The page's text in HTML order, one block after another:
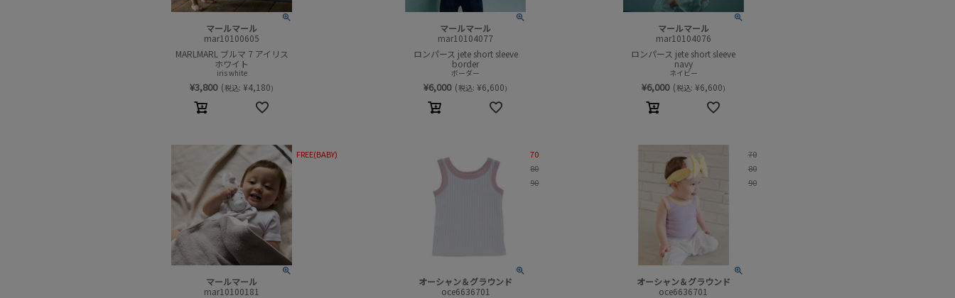
マールマール
mar10100605
MARLMARL ブルマ 7 アイリス
ホワイト
iris white
¥3,800 (税込: ¥4,180)
マールマール
mar10104077
ロンパース jete short sleeve
border
ボーダー
¥6,000 (税込: ¥6,600)
マールマール
mar10104076
ロンパース jete short sleeve
navy
ネイビー
¥6,000 (税込: ¥6,600)
マールマール
mar10100181
FREE(BABY)
オーシャン＆グラウンド
oce6636701
70
80
90
オーシャン＆グラウンド
oce6636701
70
80
90